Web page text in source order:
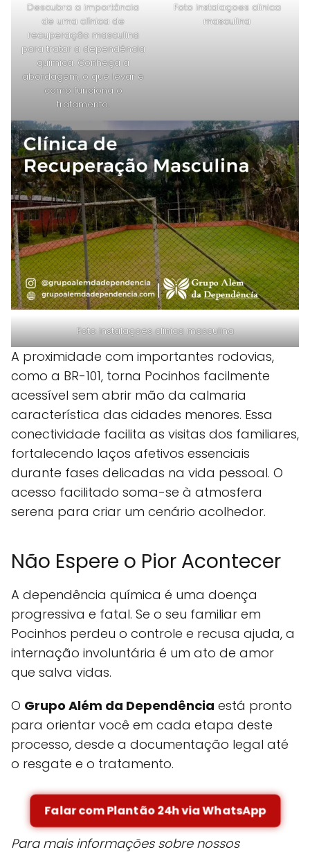
Descubra a importância
de uma clínica de
recuperação masculina
para tratar a dependência
química. Conheça a
abordagem, o que levar e
como funciona o
tratamento.
Foto instalaçoes clinica
masculina
Foto instalaçoes clinica masculina
A proximidade com importantes rodovias,
como a BR-101, torna Pocinhos facilmente
acessível sem abrir mão da calmaria
característica das cidades menores. Essa
conectividade facilita as visitas dos familiares,
fortalecendo laços afetivos essenciais
durante fases delicadas na vida pessoal. O
acesso facilitado soma-se à atmosfera
serena para criar um cenário acolhedor.
Não Espere o Pior Acontecer
A dependência química é uma doença
progressiva e fatal. Se o seu familiar em
Pocinhos perdeu o controle e recusa ajuda, a
internação involuntária é um ato de amor
que salva vidas.
O Grupo Além da Dependência está pronto
para orientar você em cada etapa deste
processo, desde a documentação legal até
o resgate e o tratamento.
Falar com Plantão 24h via WhatsApp
Para mais informações sobre nossos